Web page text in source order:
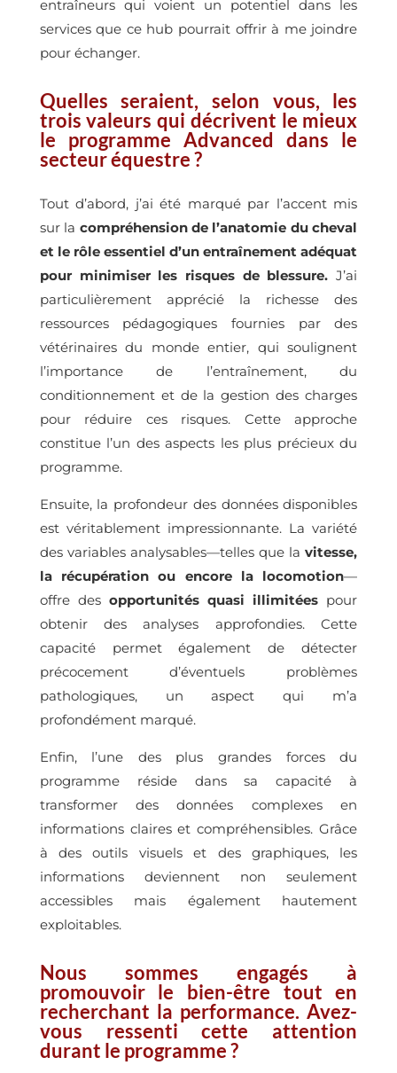
entraîneurs qui voient un potentiel dans les
services que ce hub pourrait offrir à me joindre
pour échanger.
Quelles seraient, selon vous, les
trois valeurs qui décrivent le mieux
le programme Advanced dans le
secteur équestre ?
Tout d’abord, j’ai été marqué par l’accent mis
sur la compréhension de l’anatomie du cheval
et le rôle essentiel d’un entraînement adéquat
pour minimiser les risques de blessure. J’ai
particulièrement apprécié la richesse des
ressources pédagogiques fournies par des
vétérinaires du monde entier, qui soulignent
l’importance de l’entraînement, du
conditionnement et de la gestion des charges
pour réduire ces risques. Cette approche
constitue l’un des aspects les plus précieux du
programme.
Ensuite, la profondeur des données disponibles
est véritablement impressionnante. La variété
des variables analysables—telles que lavitesse,
la récupération ou encore la locomotion—
offre des opportunités quasi illimitées pour
obtenir des analyses approfondies. Cette
capacité permet également de détecter
précocement d’éventuels problèmes
pathologiques, un aspect qui m’a
profondément marqué.
Enfin, l’une des plus grandes forces du
programme réside dans sa capacité à
transformer des données complexes en
informations claires et compréhensibles. Grâce
à des outils visuels et des graphiques, les
informations deviennent non seulement
accessibles mais également hautement
exploitables.
Nous sommes engagés à
promouvoir le bien-être tout en
recherchant la performance. Avez-
vous ressenti cette attention
durant le programme ?